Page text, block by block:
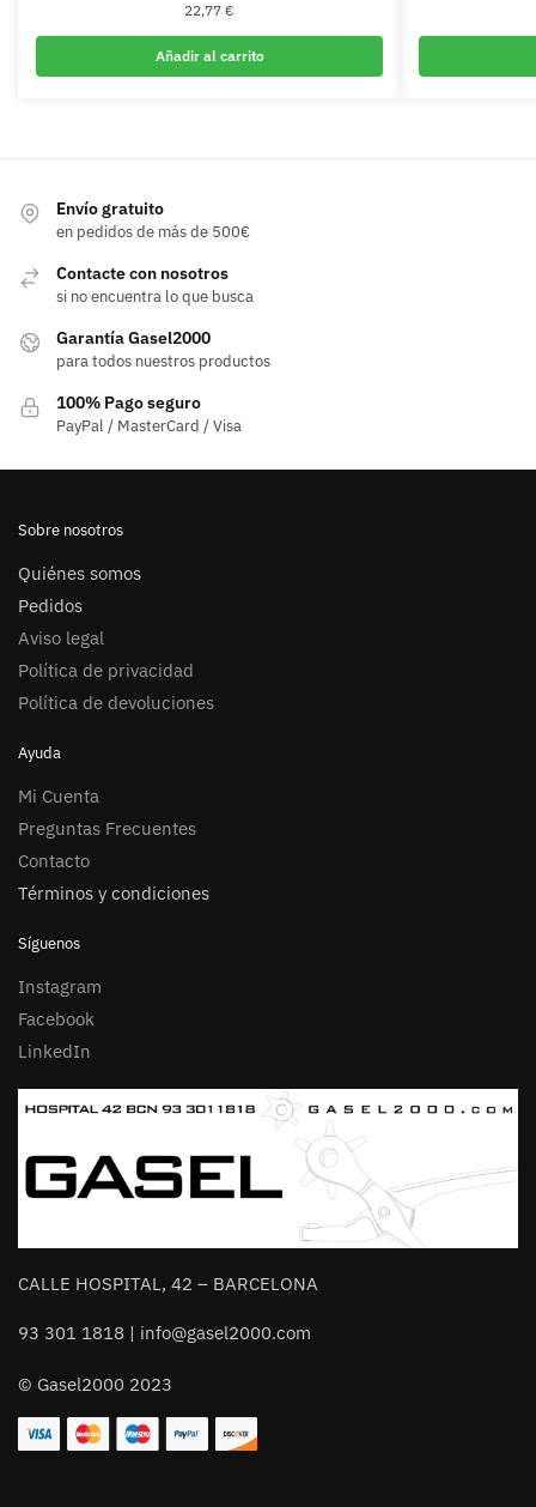
22,77 €
Añadir al carrito
Envío gratuito
en pedidos de más de 500€
Contacte con nosotros
si no encuentra lo que busca
Garantía Gasel2000
para todos nuestros productos
100% Pago seguro
PayPal / MasterCard / Visa
Sobre nosotros
Quiénes somos
Pedidos
Aviso legal
Política de privacidad
Política de devoluciones
Ayuda
Mi Cuenta
Preguntas Frecuentes
Contacto
Términos y condiciones
Síguenos
Instagram
Facebook
LinkedIn
CALLE HOSPITAL, 42 – BARCELONA
93 301 1818 | info@gasel2000.com
© Gasel2000 2023